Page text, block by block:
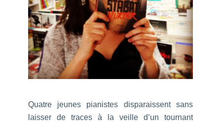
Quatre jeunes pianistes disparaissent sans
laisser de traces à la veille d’un tournant